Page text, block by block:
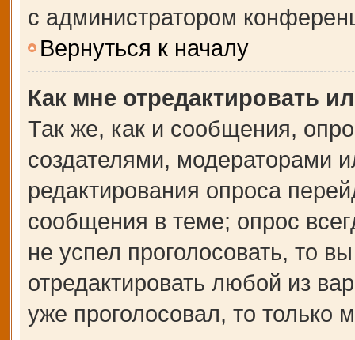
с администратором
Вернуться к началу
Как мне отредактировать
Так же, как и сообщения,
создателями, модераторами
редактирования опроса
сообщения в теме; опрос
не успел проголосовать, то
отредактировать любой из
уже проголосовал, то только